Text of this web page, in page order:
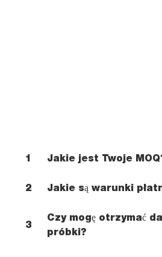
1 Jakie jest Twoje
2 Jakie są warunki
3
Czy mogę otrzymać
próbki?